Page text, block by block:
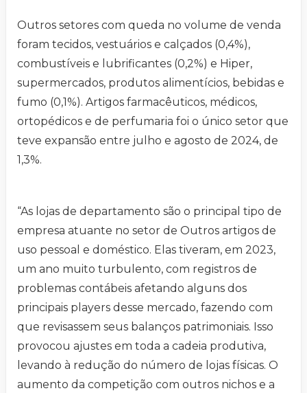
Outros setores com queda no volume de venda
foram tecidos, vestuários e calçados (0,4%),
combustíveis e lubrificantes (0,2%) e Hiper,
supermercados, produtos alimentícios, bebidas e
fumo (0,1%). Artigos farmacêuticos, médicos,
ortopédicos e de perfumaria foi o único setor que
teve expansão entre julho e agosto de 2024, de
1,3%.
“As lojas de departamento são o principal tipo de
empresa atuante no setor de Outros artigos de
uso pessoal e doméstico. Elas tiveram, em 2023,
um ano muito turbulento, com registros de
problemas contábeis afetando alguns dos
principais players desse mercado, fazendo com
que revisassem seus balanços patrimoniais. Isso
provocou ajustes em toda a cadeia produtiva,
levando à redução do número de lojas físicas. O
aumento da competição com outros nichos e a